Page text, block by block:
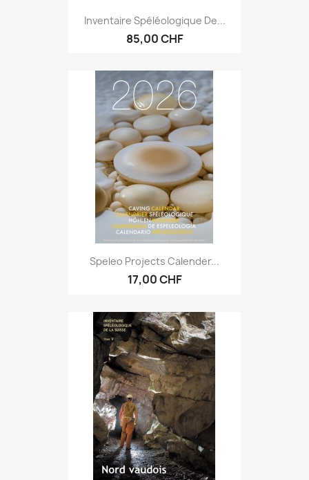
Inventaire Spéléologique De...
85,00 CHF
Speleo Projects Calender...
17,00 CHF